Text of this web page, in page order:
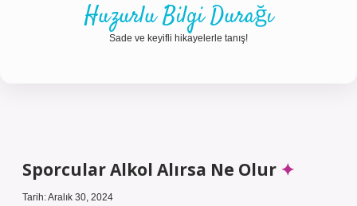
Huzurlu Bilgi Durağı
Sade ve keyifli hikayelerle tanış!
Sporcular Alkol Alırsa Ne Olur
Tarih: Aralık 30, 2024